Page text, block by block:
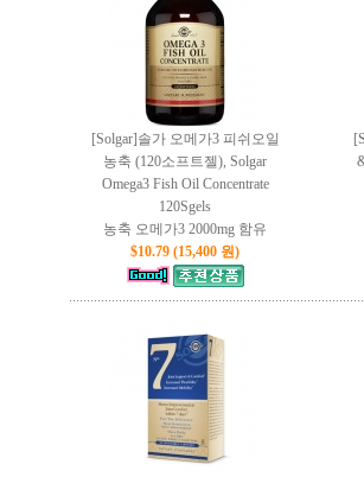
[Solgar]솔가 오메가3 피쉬오일
농축 (120소프트젤), Solgar
Omega3 Fish Oil Concentrate
120Sgels
농축 오메가3 2000mg 함유
$10.79 (15,400 원)